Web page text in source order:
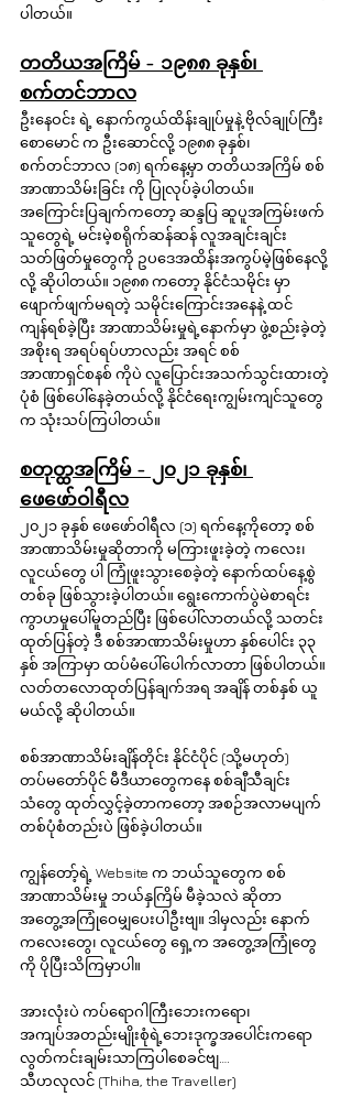
ပါတယ်။
တတိယအကြိမ် - ၁၉၈၈ ခုနှစ်၊
စက်တင်ဘာလ
ဦးနေဝင်း ရဲ့ နောက်ကွယ်ထိန်းချုပ်မှုနဲ့ ဗိုလ်ချုပ်ကြီး
စောမောင် က ဦးဆောင်လို့ ၁၉၈၈ ခုနှစ်၊
စက်တင်ဘာလ (၁၈) ရက်နေ့မှာ တတိယအကြိမ် စစ်
အာဏာသိမ်းခြင်း ကို ပြုလုပ်ခဲ့ပါတယ်။
အကြောင်းပြချက်ကတော့ ဆန္ဒပြ ဆူပူအကြမ်းဖက်
သူတွေရဲ့ မင်းမဲ့စရိုက်ဆန်ဆန် လူအချင်းချင်း
သတ်ဖြတ်မှုတွေကို ဥပဒေအထိန်းအကွပ်မဲ့ဖြစ်နေလို့
လို့ ဆိုပါတယ်။ ၁၉၈၈ ကတော့ နိုင်ငံသမိုင်း မှာ
ဖျောက်ဖျက်မရတဲ့ သမိုင်းကြောင်းအနေနဲ့ ထင်
ကျန်ရစ်ခဲ့ပြီး အာဏာသိမ်းမှုရဲ့နောက်မှာ ဖွဲ့စည်းခဲ့တဲ့
အစိုးရ အရပ်ရပ်ဟာလည်း အရင် စစ်
အာဏာရှင်စနစ် ကိုပဲ လူပြောင်းအသက်သွင်းထားတဲ့
ပုံစံ ဖြစ်ပေါ်နေခဲ့တယ်လို့ နိုင်ငံရေးကျွမ်းကျင်သူတွေ
က သုံးသပ်ကြပါတယ်။
စတုတ္ထအကြိမ် - ၂၀၂၁ ခုနှစ်၊
ဖေဖော်ဝါရီလ
၂၀၂၁ ခုနှစ် ဖေဖော်ဝါရီလ (၁) ရက်နေ့ကိုတော့ စစ်
အာဏာသိမ်းမှုဆိုတာကို မကြားဖူးခဲ့တဲ့ ကလေး၊
လူငယ်တွေ ပါ ကြုံဖူးသွားစေခဲ့တဲ့ နောက်ထပ်နေ့စွဲ
တစ်ခု ဖြစ်သွားခဲ့ပါတယ်။ ရွေးကောက်ပွဲမဲစာရင်း
ကွာဟမှုပေါ်မူတည်ပြီး ဖြစ်ပေါ်လာတယ်လို့ သတင်း
ထုတ်ပြန်တဲ့ ဒီ စစ်အာဏာသိမ်းမှုဟာ နှစ်ပေါင်း ၃၃
နှစ် အကြာမှာ ထပ်မံပေါ်ပေါက်လာတာ ဖြစ်ပါတယ်။
လတ်တလောထုတ်ပြန်ချက်အရ အချိန် တစ်နှစ် ယူ
မယ်လို့ ဆိုပါတယ်။
စစ်အာဏာသိမ်းချိန်တိုင်း နိုင်ငံပိုင် (သို့မဟုတ်)
တပ်မတော်ပိုင် မီဒီယာတွေကနေ စစ်ချီသီချင်း
သံတွေ ထုတ်လွှင့်ခဲ့တာကတော့ အစဉ်အလာမပျက်
တစ်ပုံစံတည်းပဲ ဖြစ်ခဲ့ပါတယ်။
ကျွန်တော့်ရဲ့ Website က ဘယ်သူတွေက စစ်
အာဏာသိမ်းမှု ဘယ်နှကြိမ် မီခဲ့သလဲ ဆိုတာ
အတွေ့အကြုံဝေမျှပေးပါဦးဗျ။ ဒါမှလည်း နောက်
ကလေးတွေ၊ လူငယ်တွေ ရှေ့က အတွေ့အကြုံတွေ
ကို ပိုပြီးသိကြမှာပါ။
အားလုံးပဲ ကပ်ရောဂါကြီးဘေးကရော၊
အကျပ်အတည်းမျိုးစုံရဲ့ဘေးဒုက္ခအပေါင်းကရော
လွတ်ကင်းချမ်းသာကြပါစေခင်ဗျ….
သီဟလုလင် (Thiha, the Traveller)